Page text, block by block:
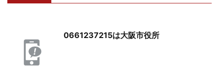
0661237215は大阪市役所